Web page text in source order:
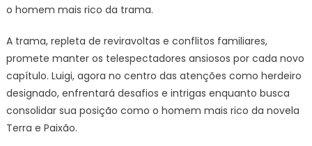
o homem mais rico da trama.
A trama, repleta de reviravoltas e conflitos familiares,
promete manter os telespectadores ansiosos por cada novo
capítulo. Luigi, agora no centro das atenções como herdeiro
designado, enfrentará desafios e intrigas enquanto busca
consolidar sua posição como o homem mais rico da novela
Terra e Paixão.